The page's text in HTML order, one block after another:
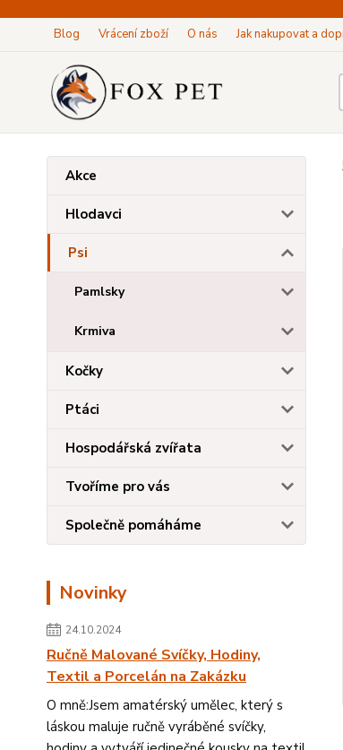
Blog Vrácení zboží O nás Jak nakupovat a
Akce
Hlodavci
Psi
Pamlsky
Krmiva
Kočky
Ptáci
Hospodářská zvířata
Tvoříme pro vás
Společně pomáháme
Novinky
24.10.2024
Ručně Malované Svíčky, Hodiny,
Textil a Porcelán na Zakázku
O mně:Jsem amatérský umělec, který s
láskou maluje ručně vyráběné svíčky,